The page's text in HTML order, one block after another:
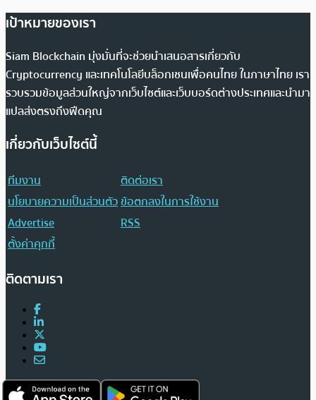
เป้าหมายของเรา
Siam Blockchain มุ่งมั่นที่จะช่วยนำเสนอสารเกี่ยวกับ
Cryptocurrency และเทคโนโลยีบล็อกเชนเพื่อคนไทย ในภาษาไทย เรา
รวบรวมข้อมูลส่วนใหญ่จากเว็บไซต์และเว็บบอร์ดต่างประเทศและนำมา
แปลส่งตรงถึงฟีดคุณ
เกี่ยวกับเว็บไซต์นี้
ทีมงาน
ติดต่อเรา
นโยบายความเป็นส่วนตัวข้อตกลงในการใช้งาน
Advertise
RSS
ตั้งค่าคุกกี้
ติดตามเรา